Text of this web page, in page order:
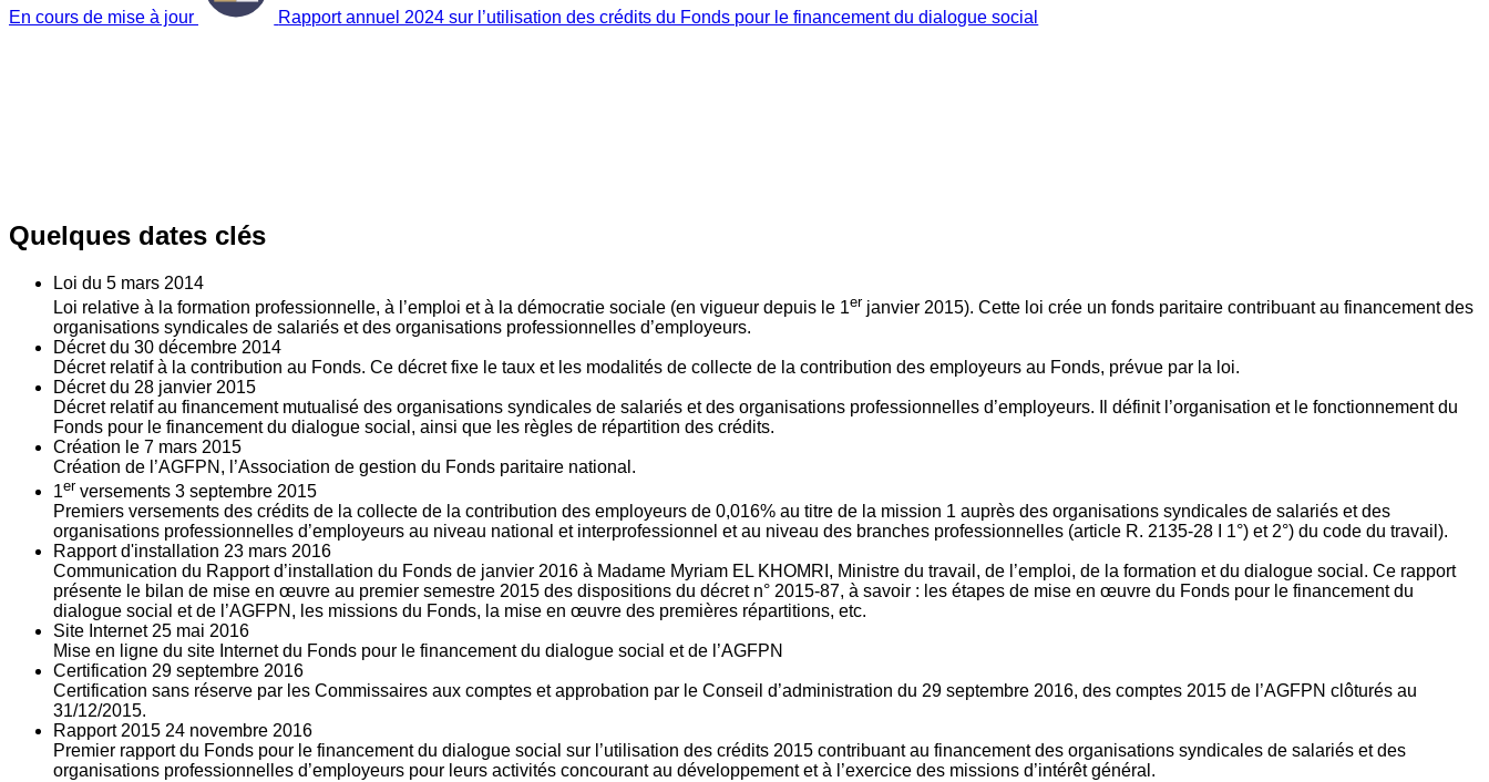
En cours de mise à jour Rapport annuel 2024 sur l’utilisation des crédits du Fonds pour le financement du dialogue social
Quelques dates clés
Loi du 5 mars 2014
Loi relative à la formation professionnelle, à l’emploi et à la démocratie sociale (en vigueur depuis le 1er janvier 2015). Cette loi crée un fonds paritaire contribuant au financement des
organisations syndicales de salariés et des organisations professionnelles d’employeurs.
Décret du 30 décembre 2014
Décret relatif à la contribution au Fonds. Ce décret fixe le taux et les modalités de collecte de la contribution des employeurs au Fonds, prévue par la loi.
Décret du 28 janvier 2015
Décret relatif au financement mutualisé des organisations syndicales de salariés et des organisations professionnelles d’employeurs. Il définit l’organisation et le fonctionnement du
Fonds pour le financement du dialogue social, ainsi que les règles de répartition des crédits.
Création le 7 mars 2015
Création de l’AGFPN, l’Association de gestion du Fonds paritaire national.
1er versements 3 septembre 2015
Premiers versements des crédits de la collecte de la contribution des employeurs de 0,016% au titre de la mission 1 auprès des organisations syndicales de salariés et des
organisations professionnelles d’employeurs au niveau national et interprofessionnel et au niveau des branches professionnelles (article R. 2135‐28 I 1°) et 2°) du code du travail).
Rapport d'installation 23 mars 2016
Communication du Rapport d’installation du Fonds de janvier 2016 à Madame Myriam EL KHOMRI, Ministre du travail, de l’emploi, de la formation et du dialogue social. Ce rapport
présente le bilan de mise en œuvre au premier semestre 2015 des dispositions du décret n° 2015-87, à savoir : les étapes de mise en œuvre du Fonds pour le financement du
dialogue social et de l’AGFPN, les missions du Fonds, la mise en œuvre des premières répartitions, etc.
Site Internet 25 mai 2016
Mise en ligne du site Internet du Fonds pour le financement du dialogue social et de l’AGFPN
Certification 29 septembre 2016
Certification sans réserve par les Commissaires aux comptes et approbation par le Conseil d’administration du 29 septembre 2016, des comptes 2015 de l’AGFPN clôturés au
31/12/2015.
Rapport 2015 24 novembre 2016
Premier rapport du Fonds pour le financement du dialogue social sur l’utilisation des crédits 2015 contribuant au financement des organisations syndicales de salariés et des
organisations professionnelles d’employeurs pour leurs activités concourant au développement et à l’exercice des missions d’intérêt général.